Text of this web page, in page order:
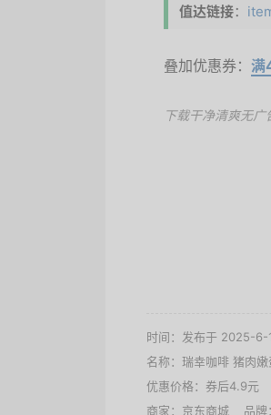
值达链接：
叠加优惠券： 满
下载干净清爽无广
时间：发布于 2025-6-
名称： 瑞幸咖啡 猪肉
优惠价格： 券后4.9元
商家： 京东商城 品牌：